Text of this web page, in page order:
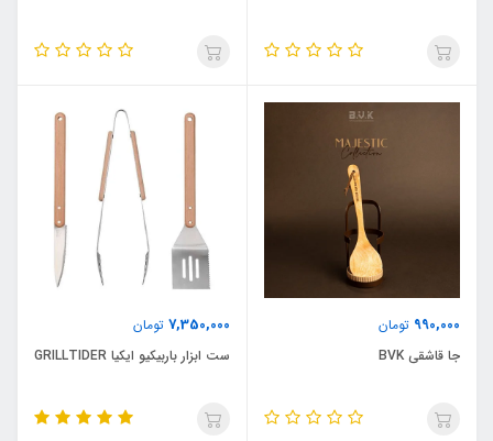
990,000 تومان
جا قاشقی BVK
7,350,000 تومان
ست ابزار باربیکیو ایکیا GRILLTIDER